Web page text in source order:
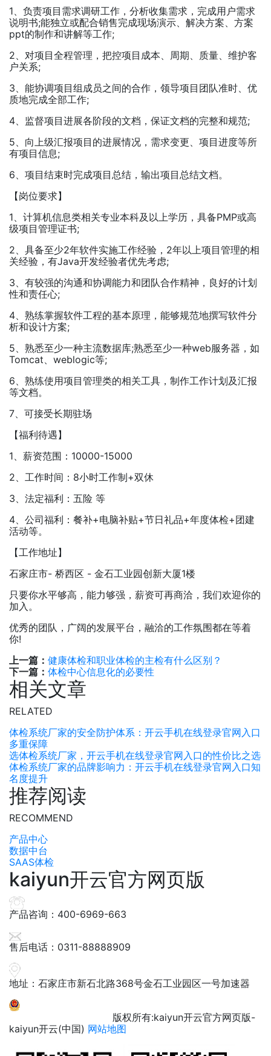
1、负责项目需求调研工作，分析收集需求，完成用户需求
说明书;能独立或配合销售完成现场演示、解决方案、方案
ppt的制作和讲解等工作;
2、对项目全程管理，把控项目成本、周期、质量、维护客
户关系;
3、能协调项目组成员之间的合作，领导项目团队准时、优
质地完成全部工作;
4、监督项目进展各阶段的文档，保证文档的完整和规范;
5、向上级汇报项目的进展情况，需求变更、项目进度等所
有项目信息;
6、项目结束时完成项目总结，输出项目总结文档。
【岗位要求】
1、计算机信息类相关专业本科及以上学历，具备PMP或高
级项目管理证书;
2、具备至少2年软件实施工作经验，2年以上项目管理的相
关经验，有Java开发经验者优先考虑;
3、有较强的沟通和协调能力和团队合作精神，良好的计划
性和责任心;
4、熟练掌握软件工程的基本原理，能够规范地撰写软件分
析和设计方案;
5、熟悉至少一种主流数据库;熟悉至少一种web服务器，如
Tomcat、weblogic等;
6、熟练使用项目管理类的相关工具，制作工作计划及汇报
等文档。
7、可接受长期驻场
【福利待遇】
1、薪资范围：10000-15000
2、工作时间：8小时工作制+双休
3、法定福利：五险 等
4、公司福利：餐补+电脑补贴+节日礼品+年度体检+团建
活动等。
【工作地址】
石家庄市- 桥西区 - 金石工业园创新大厦1楼
只要你水平够高，能力够强，薪资可再商洽，我们欢迎你的
加入。
优秀的团队，广阔的发展平台，融洽的工作氛围都在等着
你!
上一篇： 健康体检和职业体检的主检有什么区别？
下一篇： 体检中心信息化的必要性
相关文章
RELATED
体检系统厂家的安全防护体系：开云手机在线登录官网入口
多重保障
选体检系统厂家，开云手机在线登录官网入口的性价比之选
体检系统厂家的品牌影响力：开云手机在线登录官网入口知
名度提升
推荐阅读
RECOMMEND
产品中心
数据中台
SAAS体检
kaiyun开云官方网页版
产品咨询：400-6969-663
售后电话：0311-88888909
地址：石家庄市新石北路368号金石工业园区一号加速器
版权所有:kaiyun开云官方网页版-
kaiyun开云(中国) 网站地图